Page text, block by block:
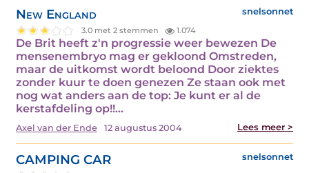
New England snelsonnet
3.0 met 2 stemmen 1.074
De Brit heeft z'n progressie weer bewezen De
mensenembryo mag er gekloond Omstreden,
maar de uitkomst wordt beloond Door ziektes
zonder kuur te doen genezen Ze staan ook met
nog wat anders aan de top: Je kunt er al de
kerstafdeling op!!…
Axel van der Ende 12 augustus 2004 Lees meer >
CAMPING CAR snelsonnet